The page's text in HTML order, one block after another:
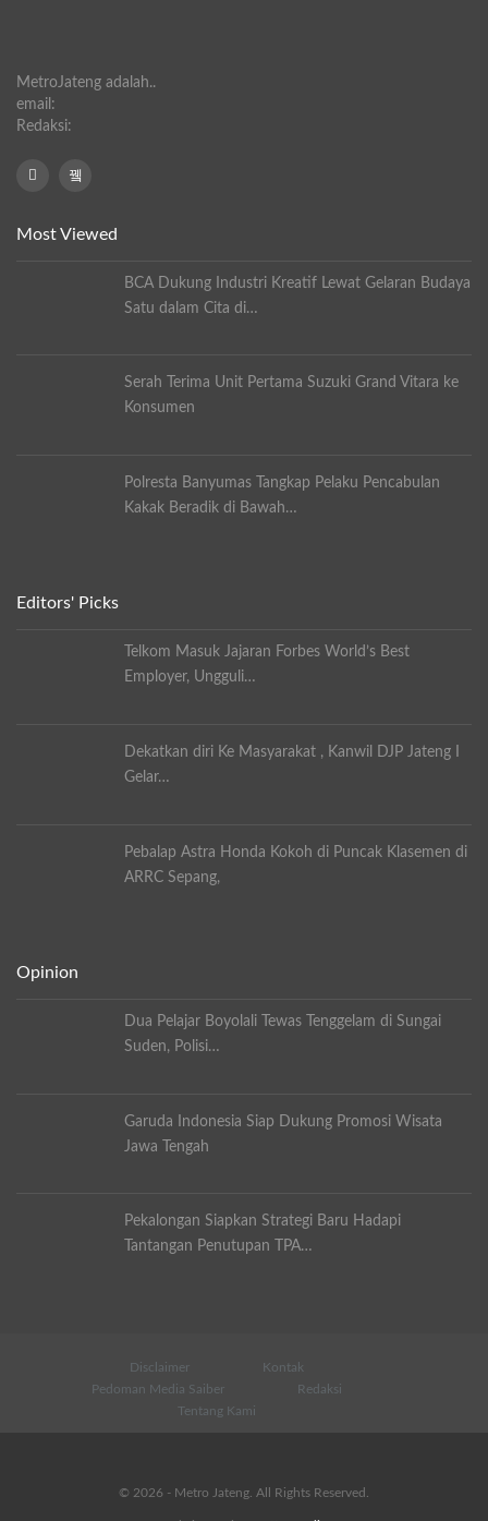
MetroJateng adalah..
email:
Redaksi:
Most Viewed
BCA Dukung Industri Kreatif Lewat Gelaran Budaya
Satu dalam Cita di…
Serah Terima Unit Pertama Suzuki Grand Vitara ke
Konsumen
Polresta Banyumas Tangkap Pelaku Pencabulan
Kakak Beradik di Bawah…
Editors' Picks
Telkom Masuk Jajaran Forbes World’s Best
Employer, Ungguli…
Dekatkan diri Ke Masyarakat , Kanwil DJP Jateng I
Gelar…
Pebalap Astra Honda Kokoh di Puncak Klasemen di
ARRC Sepang,
Opinion
Dua Pelajar Boyolali Tewas Tenggelam di Sungai
Suden, Polisi…
Garuda Indonesia Siap Dukung Promosi Wisata
Jawa Tengah
Pekalongan Siapkan Strategi Baru Hadapi
Tantangan Penutupan TPA…
Disclaimer
Kontak
Pedoman Media Saiber
Redaksi
Tentang Kami
© 2026 - Metro Jateng. All Rights Reserved.